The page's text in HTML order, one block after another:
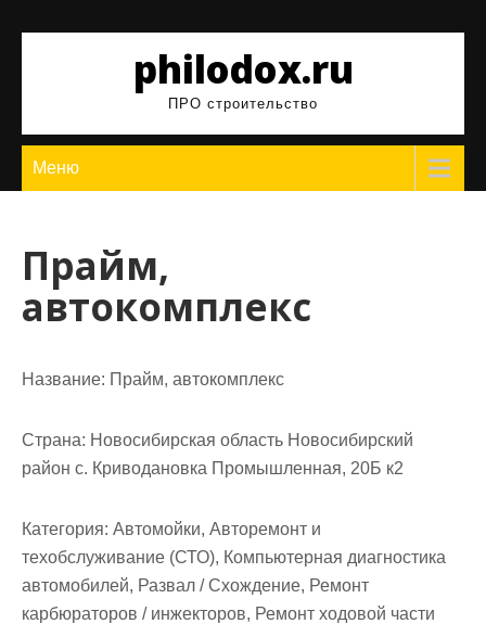
philodox.ru
ПРО строительство
Меню
Прайм,
автокомплекс
Название: Прайм, автокомплекс
Страна: Новосибирская область Новосибирский
район с. Криводановка Промышленная, 20Б к2
Категория: Автомойки, Авторемонт и
техобслуживание (СТО), Компьютерная диагностика
автомобилей, Развал / Схождение, Ремонт
карбюраторов / инжекторов, Ремонт ходовой части